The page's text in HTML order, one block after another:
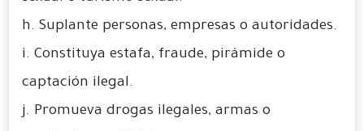
h. Suplante personas, empresas o autoridades.
i. Constituya estafa, fraude, pirámide o
captación ilegal.
j. Promueva drogas ilegales, armas o